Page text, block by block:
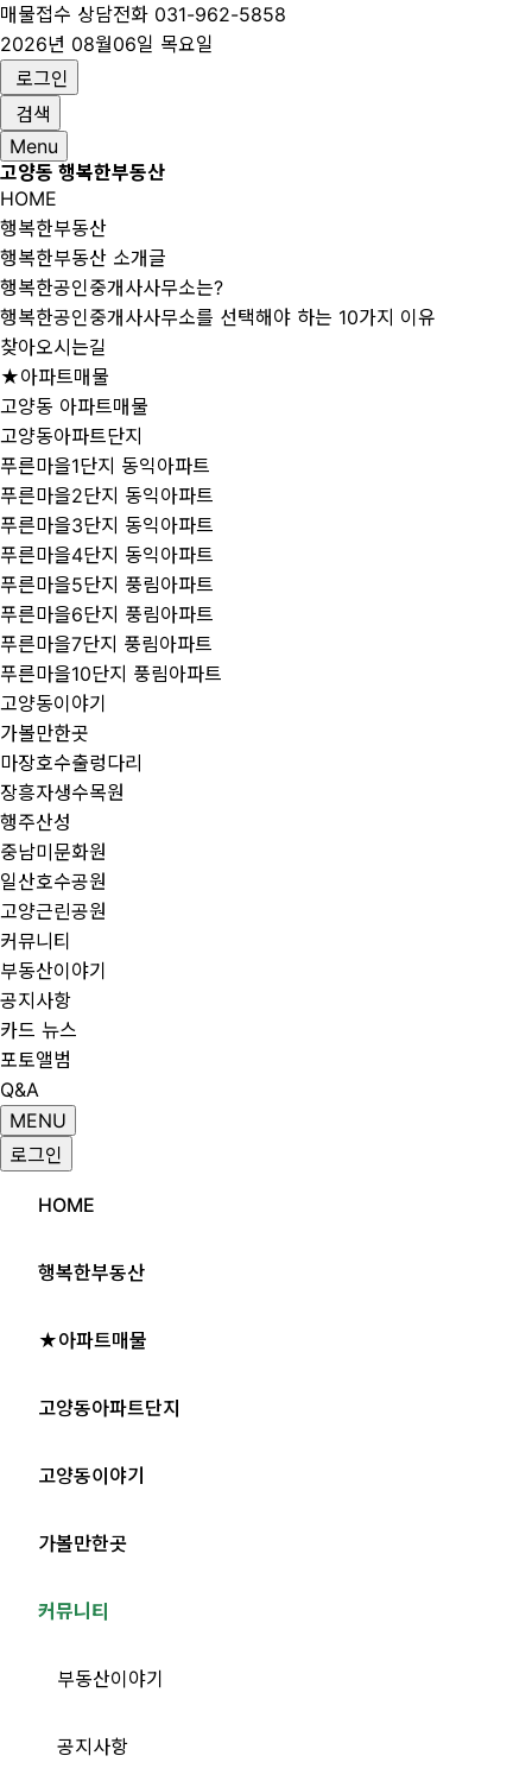
매물접수 상담전화 031-962-5858
2026년 08월06일 목요일
로그인
검색
Menu
고양동 행복한부동산
HOME
행복한부동산
행복한부동산 소개글
행복한공인중개사사무소는?
행복한공인중개사사무소를 선택해야 하는 10가지 이유
찾아오시는길
★아파트매물
고양동 아파트매물
고양동아파트단지
푸른마을1단지 동익아파트
푸른마을2단지 동익아파트
푸른마을3단지 동익아파트
푸른마을4단지 동익아파트
푸른마을5단지 풍림아파트
푸른마을6단지 풍림아파트
푸른마을7단지 풍림아파트
푸른마을10단지 풍림아파트
고양동이야기
가볼만한곳
마장호수출렁다리
장흥자생수목원
행주산성
중남미문화원
일산호수공원
고양근린공원
커뮤니티
부동산이야기
공지사항
카드 뉴스
포토앨범
Q&A
MENU
로그인
HOME
행복한부동산
★아파트매물
고양동아파트단지
고양동이야기
가볼만한곳
커뮤니티
부동산이야기
공지사항